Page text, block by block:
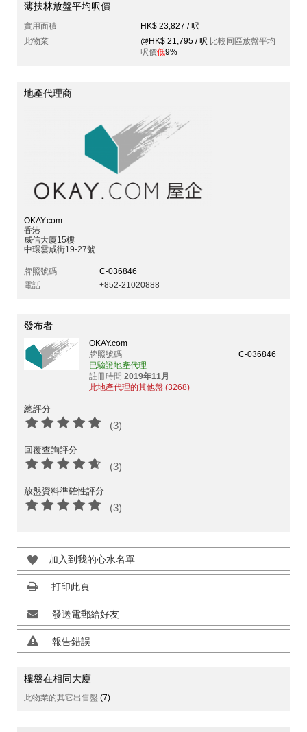
薄扶林放盤平均呎價
實用面積
HK$ 23,827 / 呎
此物業
@HK$ 21,795 / 呎 比較同區放盤平均
呎價低9%
地產代理商
OKAY.com
香港
威信大廈15樓
中環雲咸街19-27號
牌照號碼
C-036846
電話
+852-21020888
發布者
OKAY.com
牌照號碼
C-036846
已驗證地產代理
註冊時間 2019年11月
此地產代理的其他盤 (3268)
總評分
(3)
回覆查詢評分
(3)
放盤資料準確性評分
(3)
加入到我的心水名單
打印此頁
發送電郵給好友
報告錯誤
樓盤在相同大廈
此物業的其它出售盤 (7)